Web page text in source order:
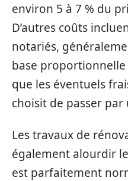
environ 5 à 7 % du
D’autres coûts
notariés,
base proportionnelle
que les éventuels
choisit de passer
Les travaux de
également alourdir
est parfaitement